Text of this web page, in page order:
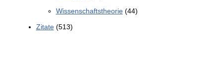
Wissenschaftstheorie(44)
Zitate(513)